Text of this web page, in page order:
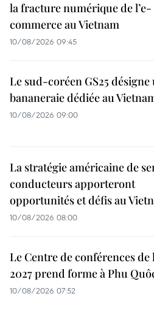
la fracture numérique de l’e-
commerce au Vietnam
10/08/2026 09:45
Le sud-coréen GS25 désigne
bananeraie dédiée au
10/08/2026 09:00
La stratégie américaine de
conducteurs apporteront
opportunités et défis au
10/08/2026 08:00
Le Centre de conférences de
2027 prend forme à Phu
10/08/2026 07:52